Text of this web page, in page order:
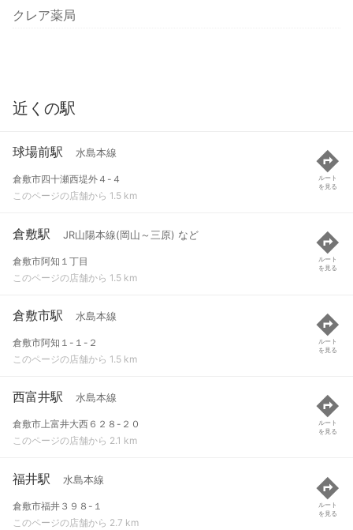
クレア薬局
近くの駅
球場前駅 水島本線
倉敷市四十瀬西堤外４-４
このページの店舗から 1.5 km
ルート
を見る
倉敷駅 JR山陽本線(岡山～三原) など
倉敷市阿知１丁目
このページの店舗から 1.5 km
ルート
を見る
倉敷市駅 水島本線
倉敷市阿知１-１-２
このページの店舗から 1.5 km
ルート
を見る
西富井駅 水島本線
倉敷市上富井大西６２８-２０
このページの店舗から 2.1 km
ルート
を見る
福井駅 水島本線
倉敷市福井３９８-１
このページの店舗から 2.7 km
ルート
を見る